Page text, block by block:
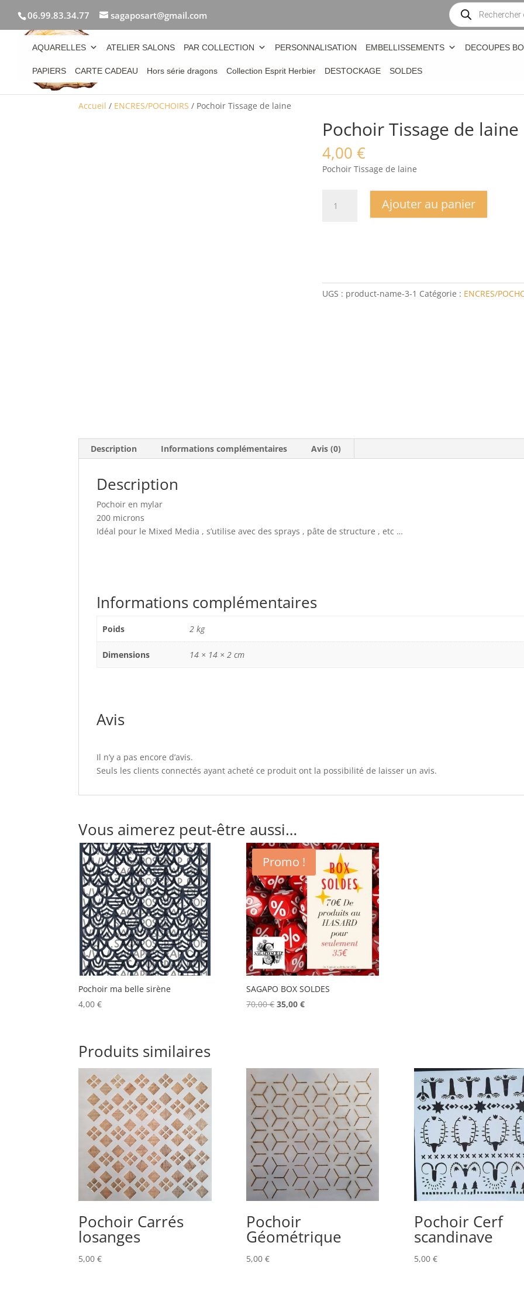
06.99.83.34.77 sagaposart@gmail.com
Recherche
de
produits
AQUARELLES ATELIER SALONS PAR COLLECTION PERSONNALISATION EMBELLISSEMENTS DECOUPES
PAPIERS CARTE CADEAU Hors série dragons Collection Esprit Herbier DESTOCKAGE SOLDES
Accueil / ENCRES/POCHOIRS / Pochoir Tissage de laine
Pochoir Tissage de laine
4,00 €
Pochoir Tissage de laine
Ajouter au panier
UGS : product-name-3-1 Catégorie : ENCRES/
Description Informations complémentaires Avis (0)
Description
Pochoir en mylar
200 microns
Idéal pour le Mixed Media , s’utilise avec des sprays , pâte de structure , etc …
Informations complémentaires
Poids 2 kg
Dimensions 14 × 14 × 2 cm
Avis
Il n’y a pas encore d’avis.
Seuls les clients connectés ayant acheté ce produit ont la possibilité de laisser un avis.
Vous aimerez peut-être aussi…
Pochoir ma belle sirène
4,00€
Promo !
SAGAPO BOX SOLDES
70,00€ Le
35,00€Le
Produits similaires
Pochoir Carrés
losanges
5,00€
Pochoir
Géométrique
5,00€
Pochoir Cerf
scandinave
5,00€